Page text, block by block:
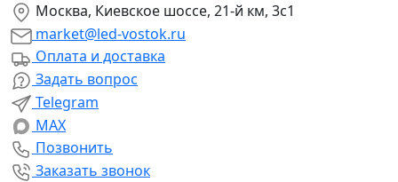
Москва, Киевское шоссе, 21-й км, 3с1
market@led-vostok.ru
Оплата и доставка
Задать вопрос
Telegram
MAX
Позвонить
Заказать звонок